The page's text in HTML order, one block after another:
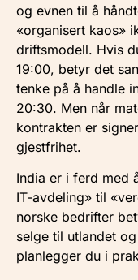
og evnen til å
«organisert kaos»
driftsmodell. Hvis
19:00, betyr det
tenke på å handle
20:30. Men når
kontrakten er
gjestfrihet.
India er i ferd med
IT-avdeling» til
norske bedrifter
selge til utlandet
planlegger du i